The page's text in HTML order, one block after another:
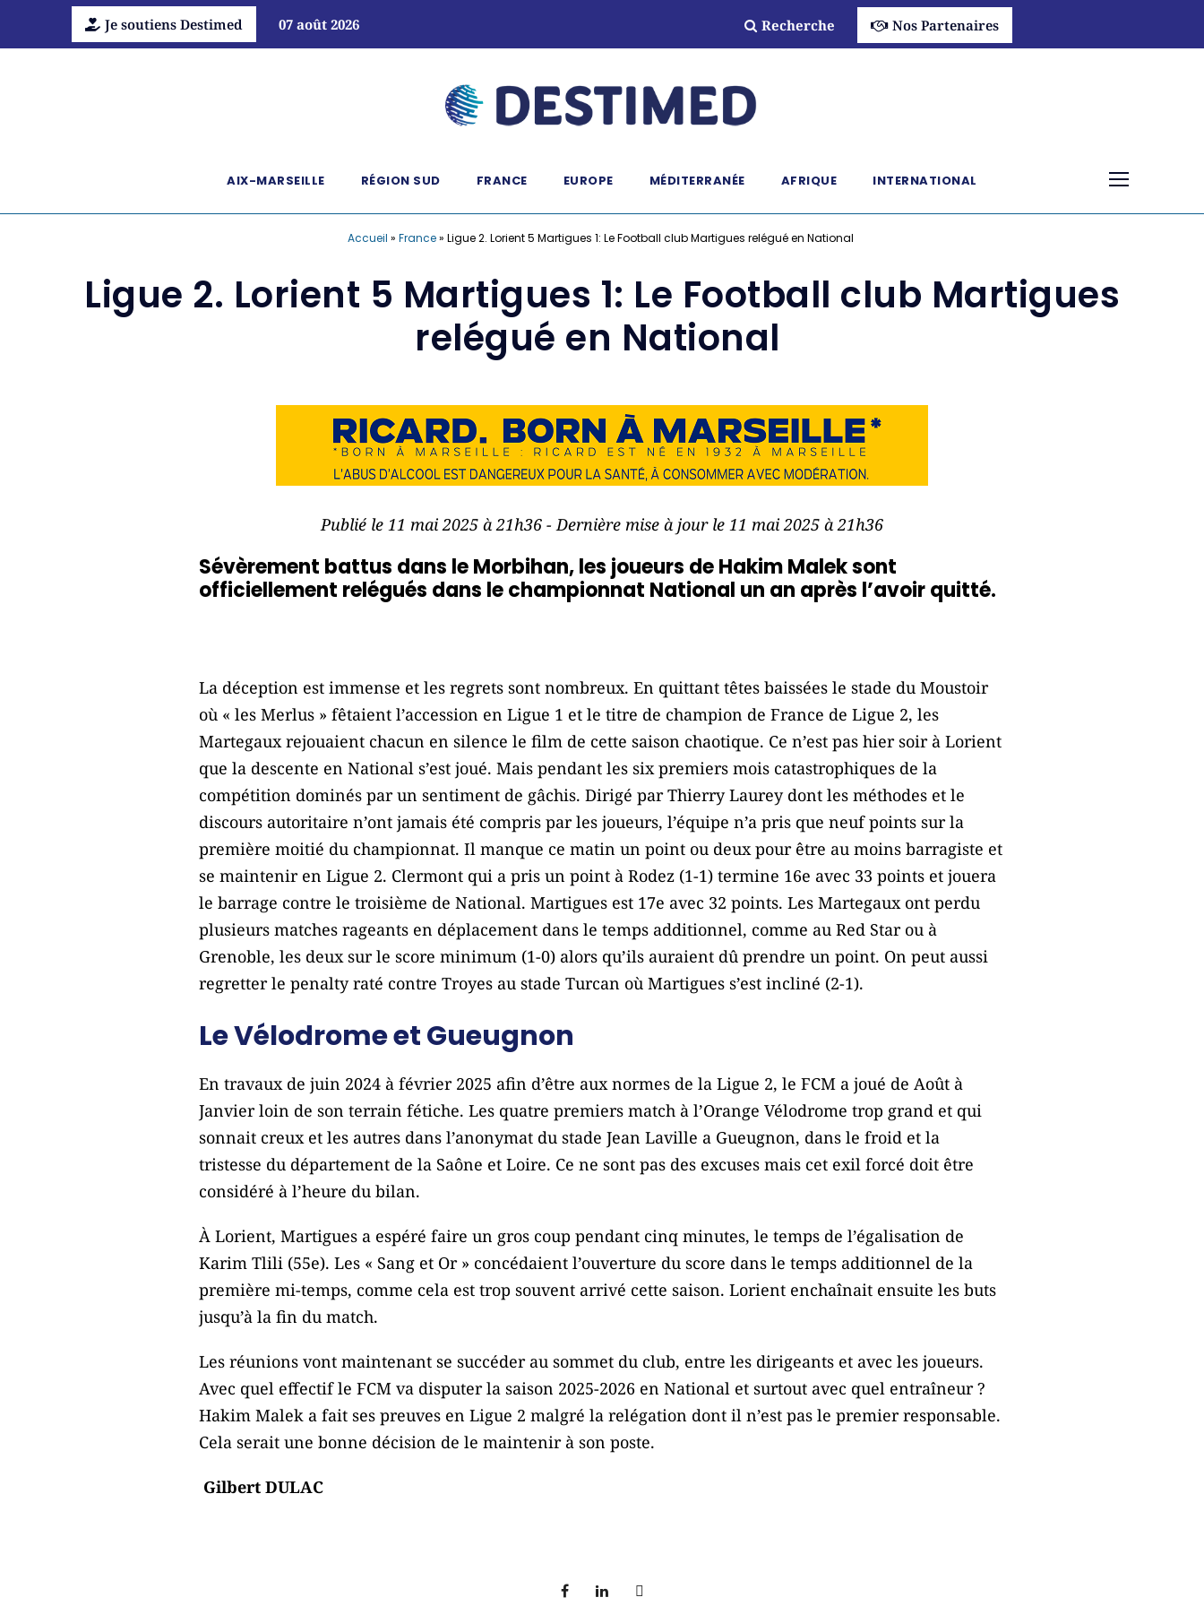
Je soutiens Destimed 07 août 2026 Recherche Nos Partenaires
AIX-MARSEILLE RÉGION SUD FRANCE EUROPE MÉDITERRANÉE AFRIQUE INTERNATIONAL
Accueil » France» Ligue 2. Lorient 5 Martigues 1: Le Football club Martigues relégué en National
Ligue 2. Lorient 5 Martigues 1: Le Football club Martigues
relégué en National
Publié le 11 mai 2025 à 21h36 - Dernière mise à jour le 11 mai 2025 à 21h36
Sévèrement battus dans le Morbihan, les joueurs de Hakim Malek sont
officiellement relégués dans le championnat National un an après l’avoir quitté.
La déception est immense et les regrets sont nombreux. En quittant têtes baissées le stade du Moustoir
où « les Merlus » fêtaient l’accession en Ligue 1 et le titre de champion de France de Ligue 2, les
Martegaux rejouaient chacun en silence le film de cette saison chaotique. Ce n’est pas hier soir à Lorient
que la descente en National s’est joué. Mais pendant les six premiers mois catastrophiques de la
compétition dominés par un sentiment de gâchis. Dirigé par Thierry Laurey dont les méthodes et le
discours autoritaire n’ont jamais été compris par les joueurs, l’équipe n’a pris que neuf points sur la
première moitié du championnat. Il manque ce matin un point ou deux pour être au moins barragiste et
se maintenir en Ligue 2. Clermont qui a pris un point à Rodez (1-1) termine 16e avec 33 points et jouera
le barrage contre le troisième de National. Martigues est 17e avec 32 points. Les Martegaux ont perdu
plusieurs matches rageants en déplacement dans le temps additionnel, comme au Red Star ou à
Grenoble, les deux sur le score minimum (1-0) alors qu’ils auraient dû prendre un point. On peut aussi
regretter le penalty raté contre Troyes au stade Turcan où Martigues s’est incliné (2-1).
Le Vélodrome et Gueugnon
En travaux de juin 2024 à février 2025 afin d’être aux normes de la Ligue 2, le FCM a joué de Août à
Janvier loin de son terrain fétiche. Les quatre premiers match à l’Orange Vélodrome trop grand et qui
sonnait creux et les autres dans l’anonymat du stade Jean Laville a Gueugnon, dans le froid et la
tristesse du département de la Saône et Loire. Ce ne sont pas des excuses mais cet exil forcé doit être
considéré à l’heure du bilan.
À Lorient, Martigues a espéré faire un gros coup pendant cinq minutes, le temps de l’égalisation de
Karim Tlili (55e). Les « Sang et Or » concédaient l’ouverture du score dans le temps additionnel de la
première mi-temps, comme cela est trop souvent arrivé cette saison. Lorient enchaînait ensuite les buts
jusqu’à la fin du match.
Les réunions vont maintenant se succéder au sommet du club, entre les dirigeants et avec les joueurs.
Avec quel effectif le FCM va disputer la saison 2025-2026 en National et surtout avec quel entraîneur ?
Hakim Malek a fait ses preuves en Ligue 2 malgré la relégation dont il n’est pas le premier responsable.
Cela serait une bonne décision de le maintenir à son poste.
Gilbert DULAC